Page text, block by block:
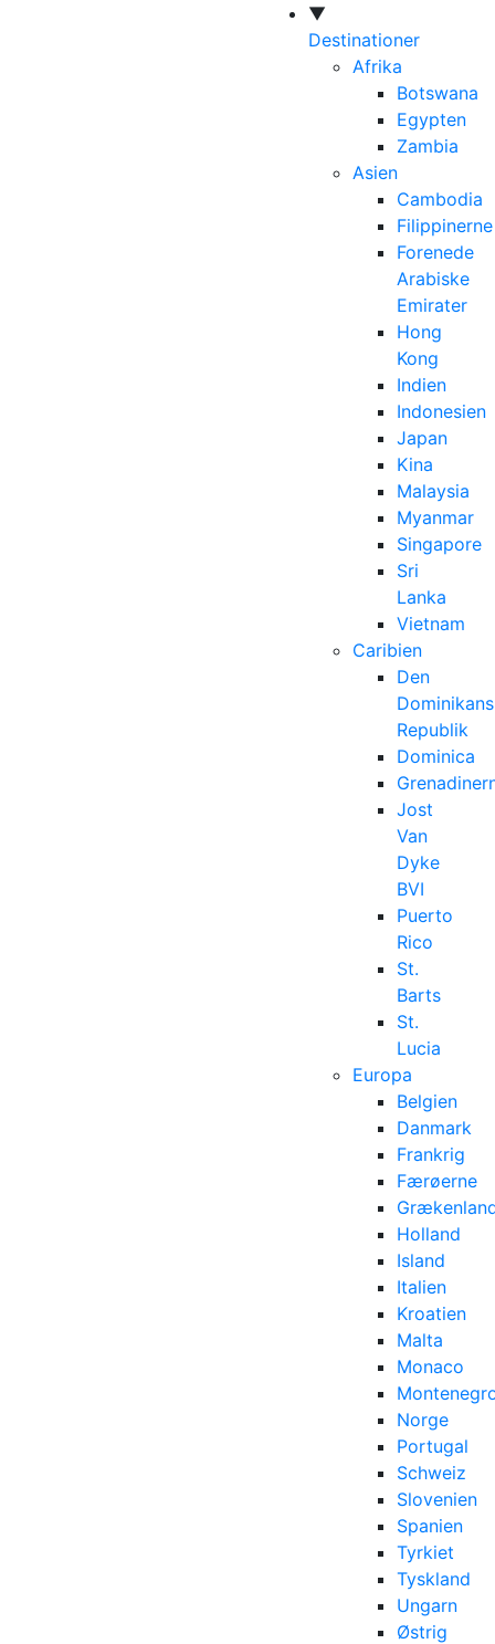
▼
Destinationer
Afrika
Botswana
Egypten
Zambia
Asien
Cambodia
Filippinerne
Forenede
Arabiske
Emirater
Hong
Kong
Indien
Indonesien
Japan
Kina
Malaysia
Myanmar
Singapore
Sri
Lanka
Vietnam
Caribien
Den
Republik
Dominica
Jost
Van
Dyke
BVI
Puerto
Rico
St.
Barts
St.
Lucia
Europa
Belgien
Danmark
Frankrig
Færøerne
Holland
Island
Italien
Kroatien
Malta
Monaco
Norge
Portugal
Schweiz
Slovenien
Spanien
Tyrkiet
Tyskland
Ungarn
Østrig